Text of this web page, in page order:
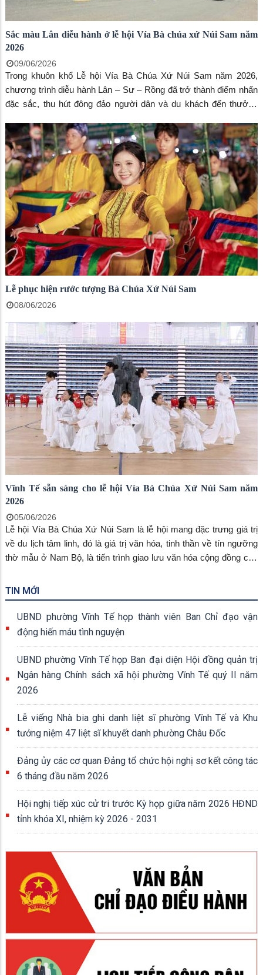
Sắc màu Lân diễu hành ở lễ hội Vía Bà chúa xứ Núi Sam năm
2026
09/06/2026
Trong khuôn khổ Lễ hội Vía Bà Chúa Xứ Núi Sam năm 2026,
chương trình diễu hành Lân – Sư – Rồng đã trở thành điểm nhấn
đặc sắc, thu hút đông đảo người dân và du khách đến thưởng
công phu cùng tiếng trống hội rộn ràng đã góp phần làm cho
không khí lễ hội thêm tưng bừng, náo nhiệt.
Lễ phục hiện rước tượng Bà Chúa Xứ Núi Sam
08/06/2026
Vĩnh Tế sẵn sàng cho lễ hội Vía Bà Chúa Xứ Núi Sam năm
2026
05/06/2026
Lễ hội Vía Bà Chúa Xứ Núi Sam là lễ hội mang đặc trưng giá trị
về du lịch tâm linh, đó là giá trị văn hóa, tinh thần về tín ngưỡng
thờ mẫu ở Nam Bộ, là tiến trình giao lưu văn hóa cộng đồng của
những tiềm năng, thế mạnh của mình nhằm xây dựng một hình
ảnh lễ hội văn minh – hiện đại, góp phần quảng bá, giới thiệu hình
ảnh vùng đất, con người, danh lam thắng cảnh, di tích lịch sử và
các giá trị di sản văn hóa tiêu biểu, đặc sắc của Vĩnh Tế đến với
TIN MỚI
UBND phường Vĩnh Tế họp thành viên Ban Chỉ đạo vận
động hiến máu tình nguyện
UBND phường Vĩnh Tế họp Ban đại diện Hội đồng quản trị
Ngân hàng Chính sách xã hội phường Vĩnh Tế quý II năm
2026
Lễ viếng Nhà bia ghi danh liệt sĩ phường Vĩnh Tế và Khu
tưởng niệm 47 liệt sĩ khuyết danh phường Châu Đốc
Đảng ủy các cơ quan Đảng tổ chức hội nghị sơ kết công tác
6 tháng đầu năm 2026
Hội nghị tiếp xúc cử tri trước Kỳ họp giữa năm 2026 HĐND
tỉnh khóa XI, nhiệm kỳ 2026 - 2031